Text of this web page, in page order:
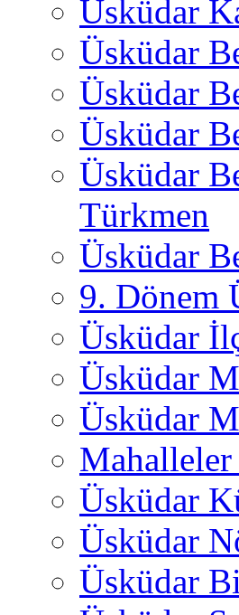
Üsküdar
Üsküdar
Üsküdar
Üsküdar
Üsküdar
Türkmen
Üsküdar
9. Dönem
Üsküdar
Üsküdar
Üsküdar
Üsküdar
Üsküdar
Üsküdar